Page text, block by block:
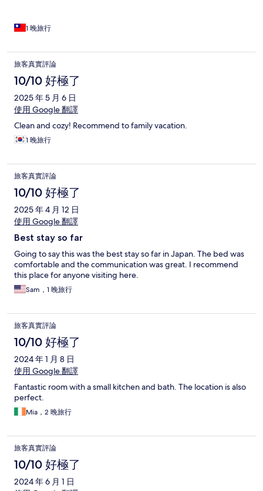
1 晚旅行
旅客真實評論
10/10 好極了
2025 年 5 月 6 日
使用 Google 翻譯
Clean and cozy! Recommend to family vacation.
1 晚旅行
旅客真實評論
10/10 好極了
2025 年 4 月 12 日
使用 Google 翻譯
Best stay so far
Going to say this was the best stay so far in Japan. The bed was
comfortable and the communication was great. I recommend
this place for anyone visiting here.
Sam，1 晚旅行
旅客真實評論
10/10 好極了
2024 年 1 月 8 日
使用 Google 翻譯
Fantastic room with a small kitchen and bath. The location is also
perfect.
Mia，2 晚旅行
旅客真實評論
10/10 好極了
2024 年 6 月 1 日